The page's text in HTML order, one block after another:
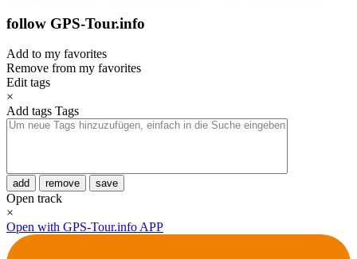
follow GPS-Tour.info
Add to my favorites
Remove from my favorites
Edit tags
×
Add tags Tags
add remove save
Open track
×
Open with GPS-Tour.info APP